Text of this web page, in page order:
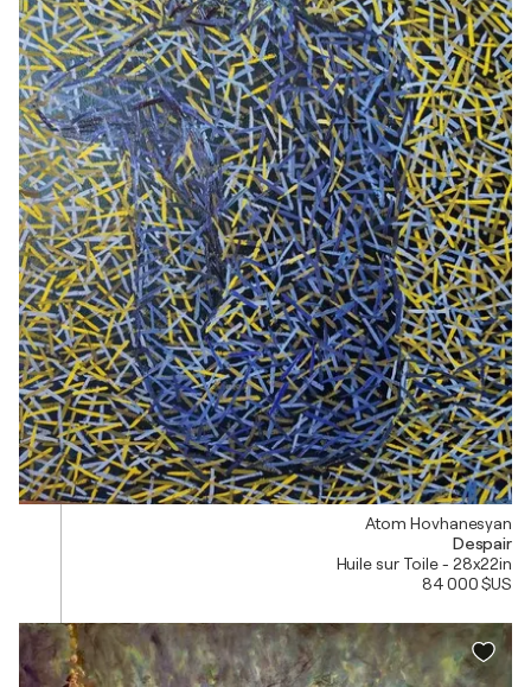
Atom Hovhanesyan
Despair
Huile sur Toile - 28x22in
84 000 $US